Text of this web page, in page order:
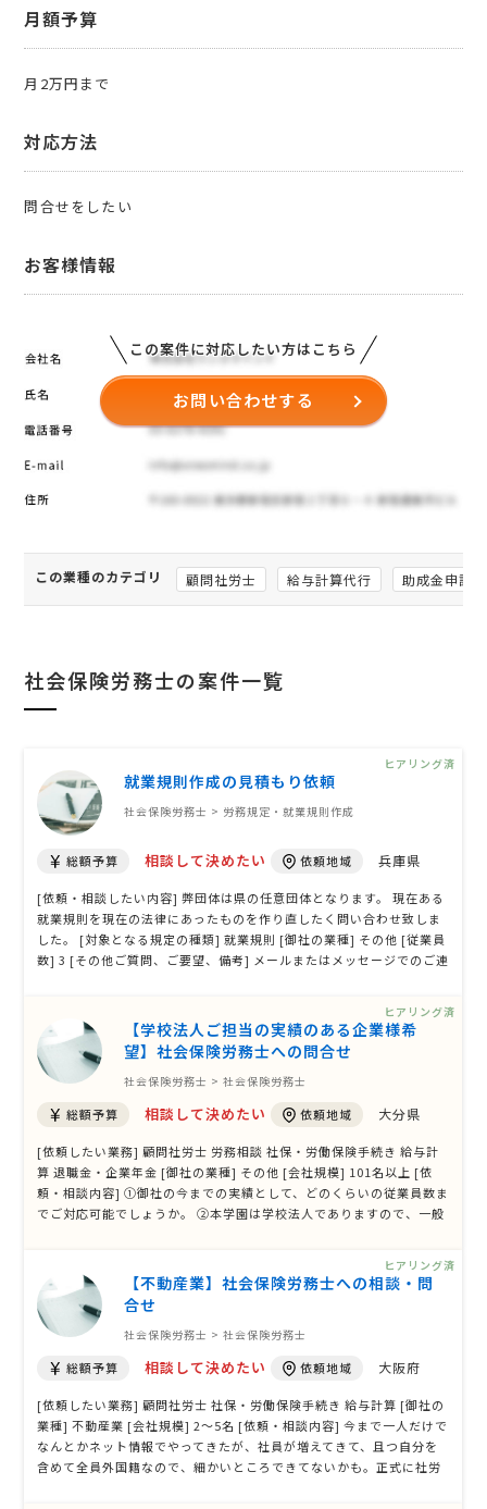
月額予算
月2万円まで
対応方法
問合せをしたい
お客様情報
この案件に対応したい方はこちら
お問い合わせする
この業種のカテゴリ 顧問社労士 給与計算代行 助成金申請
社会保険労務士の案件一覧
就業規則作成の見積もり依頼
社会保険労務士 > 労務規定・就業規則作成
総額予算 相談して決めたい 依頼地域 兵庫県
[依頼・相談したい内容] 弊団体は県の任意団体となります。 現在ある
就業規則を現在の法律にあったものを作り直したく問い合わせ致しま
した。 [対象となる規定の種類] 就業規則 [御社の業種] その他 [従業員
数] 3 [その他ご質問、ご要望、備考] メールまたはメッセージでのご連
ヒアリング済
【学校法人ご担当の実績のある企業様希
望】社会保険労務士への問合せ
社会保険労務士 > 社会保険労務士
総額予算 相談して決めたい 依頼地域 大分県
[依頼したい業務] 顧問社労士 労務相談 社保・労働保険手続き 給与計
算 退職金・企業年金 [御社の業種] その他 [会社規模] 101名以上 [依
頼・相談内容] ①御社の今までの実績として、どのくらいの従業員数ま
でご対応可能でしょうか。 ②本学園は学校法人でありますので、一般
ヒアリング済
【不動産業】社会保険労務士への相談・問
合せ
社会保険労務士 > 社会保険労務士
総額予算 相談して決めたい 依頼地域 大阪府
[依頼したい業務] 顧問社労士 社保・労働保険手続き 給与計算 [御社の
業種] 不動産業 [会社規模] 2〜5名 [依頼・相談内容] 今まで一人だけで
なんとかネット情報でやってきたが、社員が増えてきて、且つ自分を
含めて全員外国籍なので、細かいところできてないかも。正式に社労
ヒアリング済